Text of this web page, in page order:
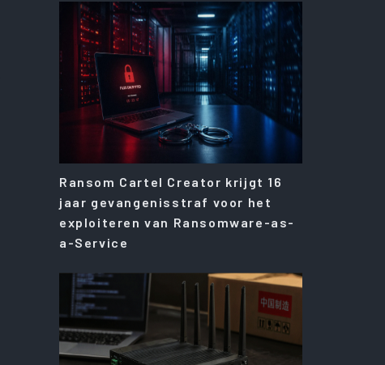
Ransom Cartel Creator krijgt 16
jaar gevangenisstraf voor het
exploiteren van Ransomware-as-
a-Service